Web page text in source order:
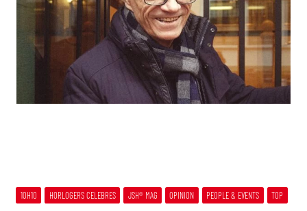
10H10 HORLOGERS CELEBRES JSH® MAG OPINION PEOPLE & EVENTS TOP